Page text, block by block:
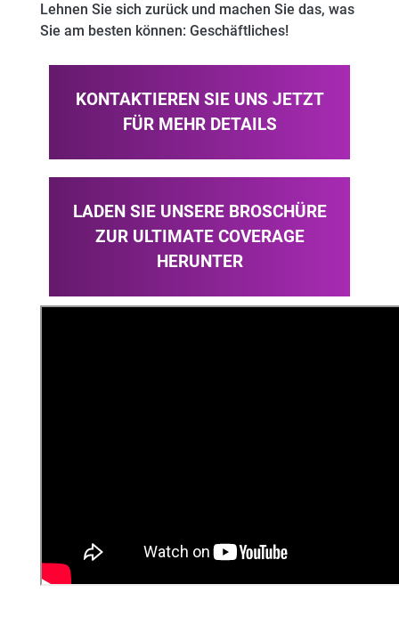
Lehnen Sie sich zurück und machen Sie das, was
Sie am besten können: Geschäftliches!
KONTAKTIEREN SIE UNS JETZT
FÜR MEHR DETAILS
LADEN SIE UNSERE BROSCHÜRE
ZUR ULTIMATE COVERAGE
HERUNTER